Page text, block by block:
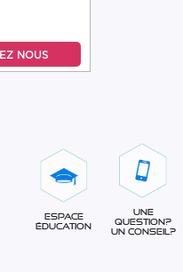
Espace
éducation
Une
question?
Un conseil?